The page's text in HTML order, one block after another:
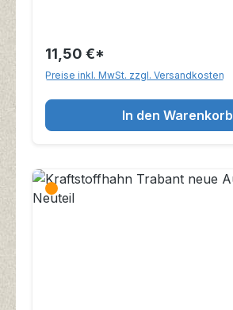
11,50 €*
Preise inkl. MwSt. zzgl. Versandkosten
In den Warenkorb